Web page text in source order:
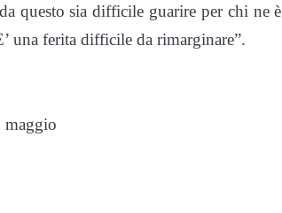
questo sia difficile guarire per chi ne è
una ferita difficile da rimarginare”.
maggio